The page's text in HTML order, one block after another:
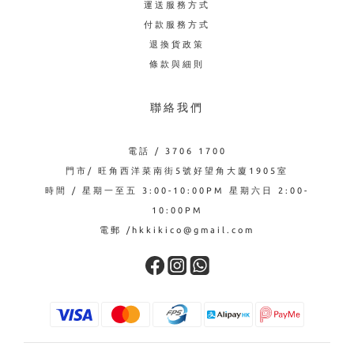
運送服務方式
付款服務方式
退換貨政策
條款與細則
聯絡我們
電話 / 3706 1700
門市/ 旺角西洋菜南街5號好望角大廈1905室
時間 / 星期一至五 3:00-10:00PM 星期六日 2:00-
10:00PM
電郵 /hkkikico@gmail.com